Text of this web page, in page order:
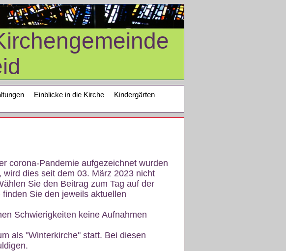
Einblicke in die Kirche
Kindergärten
corona-Pandemie aufgezeichnet wurden
dies seit dem 03. März 2023 nicht
Sie den Beitrag zum Tag auf der
Sie den jeweils aktuellen
Schwierigkeiten keine Aufnahmen
als "Winterkirche" statt. Bei diesen